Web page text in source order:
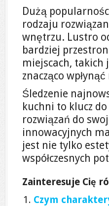
Dużą
rodzaju
wnętrzu. Lustro
bardziej
miejscach, takich
znacząco
Śledzenie
kuchni to klucz
rozwiązań do
innowacyjnych
jest nie tylko
współczesnych
Zainteresuje Cię
Czym